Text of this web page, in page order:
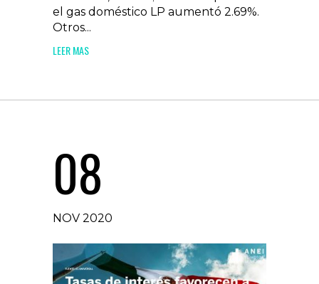
el gas doméstico LP aumentó 2.69%.
Otros...
LEER MAS
08
NOV 2020